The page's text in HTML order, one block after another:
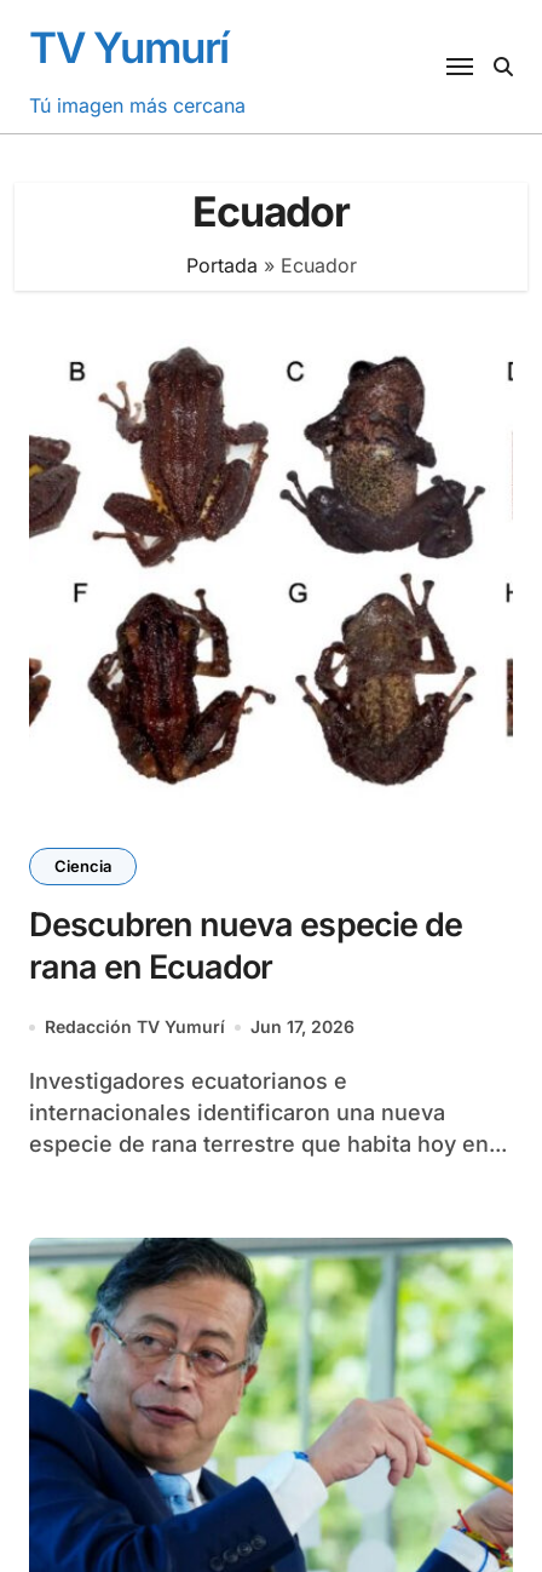
contenido
TV Yumurí
Tú imagen más cercana
Ecuador
Portada » Ecuador
Ciencia
Descubren nueva especie de
rana en Ecuador
Redacción TV Yumurí Jun 17, 2026
Investigadores ecuatorianos e
internacionales identificaron una nueva
especie de rana terrestre que habita hoy en...